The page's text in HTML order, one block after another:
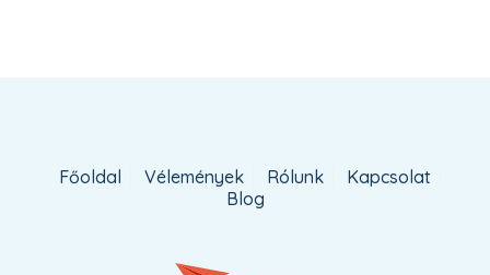
Főoldal Vélemények Rólunk
Kapcsolat
Blog